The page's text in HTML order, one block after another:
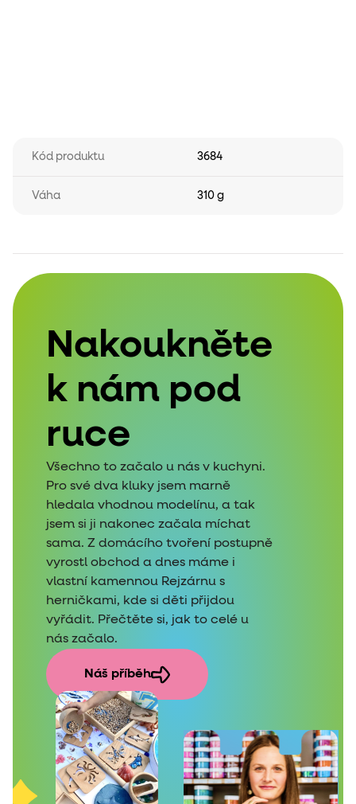
Kód produktu 3684
Váha 310 g
Nakoukněte
k nám pod
ruce
Všechno to začalo u nás v kuchyni.
Pro své dva kluky jsem marně
hledala vhodnou modelínu, a tak
jsem si ji nakonec začala míchat
sama. Z domácího tvoření postupně
vyrostl obchod a dnes máme i
vlastní kamennou Rejzárnu s
herničkami, kde si děti přijdou
vyřádit. Přečtěte si, jak to celé u
nás začalo.
Náš příběh